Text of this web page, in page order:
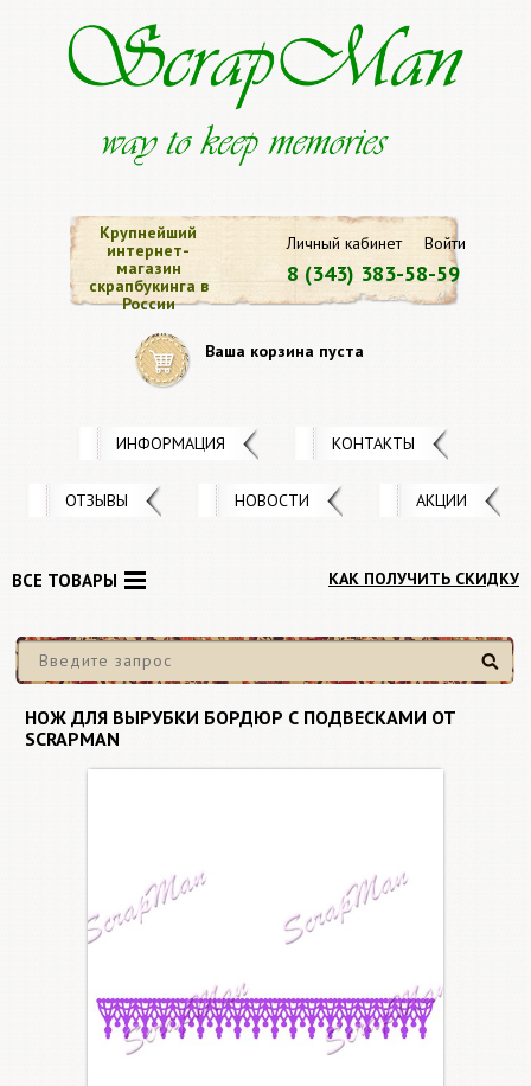
Личный кабинет Войти
8 (343) 383-58-59
Крупнейший
интернет-
магазин
скрапбукинга в
России
Ваша корзина пуста
ИНФОРМАЦИЯ КОНТАКТЫ
ОТЗЫВЫ НОВОСТИ АКЦИИ
КАК ПОЛУЧИТЬ СКИДКУ
Найти
ВСЕ ТОВАРЫ
НОЖ ДЛЯ ВЫРУБКИ БОРДЮР С ПОДВЕСКАМИ ОТ
SCRAPMAN